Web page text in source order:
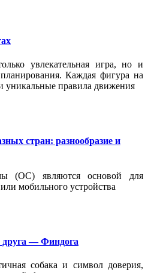
увлекательная игра, но и
планирования. Каждая фигура на
уникальные правила движения
стран: разнообразие и
(ОС) являются основой для
мобильного устройства
друга — Финдога
собака и символ доверия,